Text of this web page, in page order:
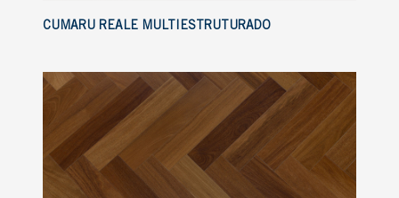
CUMARU REALE MULTIESTRUTURADO